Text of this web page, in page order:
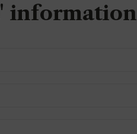
information